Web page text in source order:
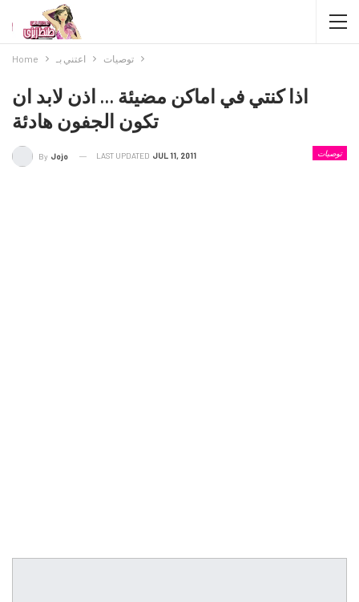
Home اعتني بـ توصيات
اذا كنتي في اماكن مضيئة … اذن لابد ان
تكون الجفون هادئة
توصيات By Jojo LAST UPDATED JUL 11, 2011